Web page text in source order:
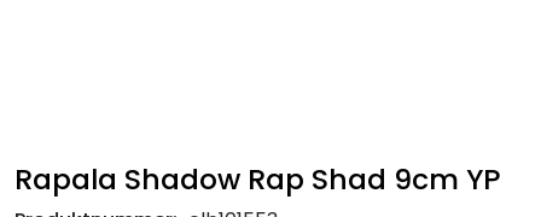
Rapala Shadow Rap Shad 9cm YP